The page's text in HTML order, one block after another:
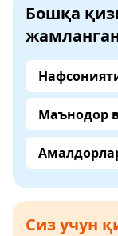
Бошқа
Маънодор
Сиз учун